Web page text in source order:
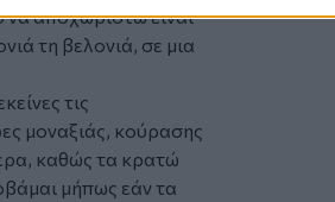
αποχωριστώ είναι
τη βελονιά, σε μια
τις
μοναξιάς, κούρασης
καθώς τα κρατώ
μήπως εάν τα